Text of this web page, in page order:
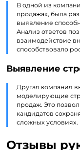
В одной из
продажах, была
выявление
Анализ ответов
взаимодействие
способствовало
Выявление
Другая компания
моделирующие
продаж. Это
кандидатов
сложных условиях.
Отзывы